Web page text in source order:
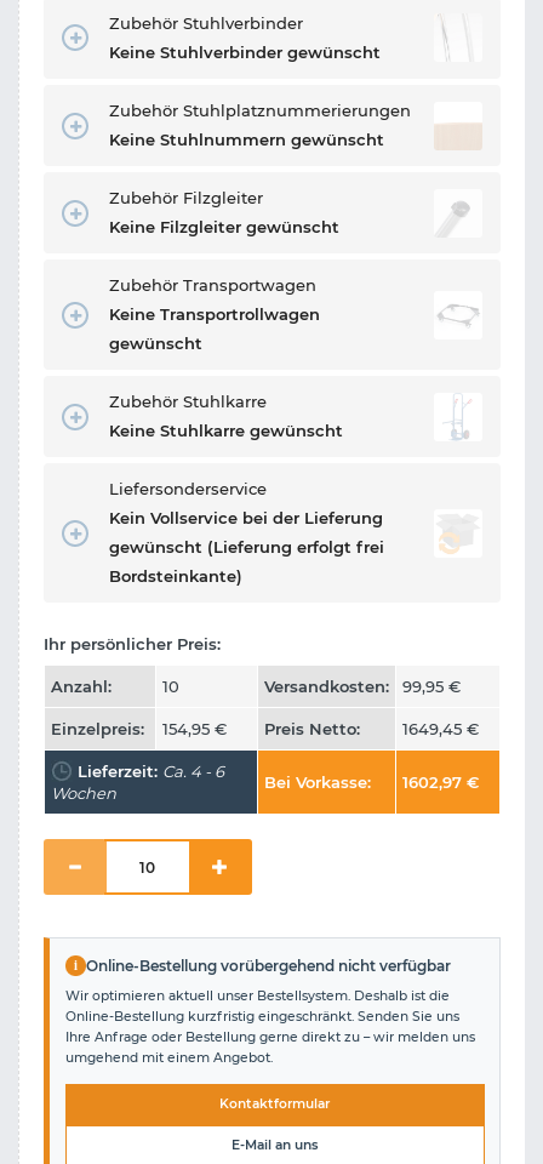
Zubehör Stuhlverbinder
Keine Stuhlverbinder gewünscht
Zubehör Stuhlplatznummerierungen
Keine Stuhlnummern gewünscht
Zubehör Filzgleiter
Keine Filzgleiter gewünscht
Zubehör Transportwagen
Keine Transportrollwagen
gewünscht
Zubehör Stuhlkarre
Keine Stuhlkarre gewünscht
Liefersonderservice
Kein Vollservice bei der Lieferung
gewünscht (Lieferung erfolgt frei
Bordsteinkante)
Ihr persönlicher Preis:
Anzahl: 10 Versandkosten: 99,95 €
Einzelpreis: 154,95 € Preis Netto: 1649,45 €
Lieferzeit: Ca. 4 - 6
Wochen
Bei Vorkasse: 1602,97 €
i Online-Bestellung vorübergehend nicht verfügbar
Wir optimieren aktuell unser Bestellsystem. Deshalb ist die
Online-Bestellung kurzfristig eingeschränkt. Senden Sie uns
Ihre Anfrage oder Bestellung gerne direkt zu – wir melden uns
umgehend mit einem Angebot.
Kontaktformular
E-Mail an uns